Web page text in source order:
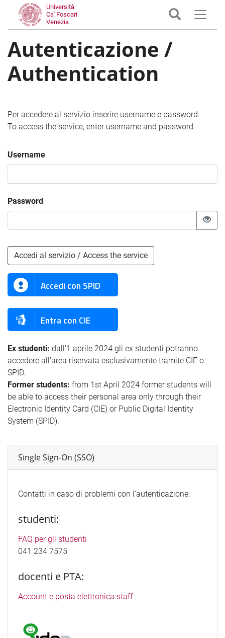
Università
Ca' Foscari
Venezia
Autenticazione /
Authentication
Per accedere al servizio inserire username e password.
To access the service, enter username and password.
Username
Password
Accedi al servizio / Access the service
Accedi con SPID
Entra con CIE
Ex studenti: dall'1 aprile 2024 gli ex studenti potranno
accedere all'area riservata esclusivamente tramite CIE o
SPID.
Former students: from 1st April 2024 former students will
be able to access their personal area only through their
Electronic Identity Card (CIE) or Public Digital Identity
System (SPID).
Single Sign-On (SSO)
Contatti in caso di problemi con l'autenticazione:
studenti:
FAQ per gli studenti
041 234 7575
docenti e PTA:
Account e posta elettronica staff